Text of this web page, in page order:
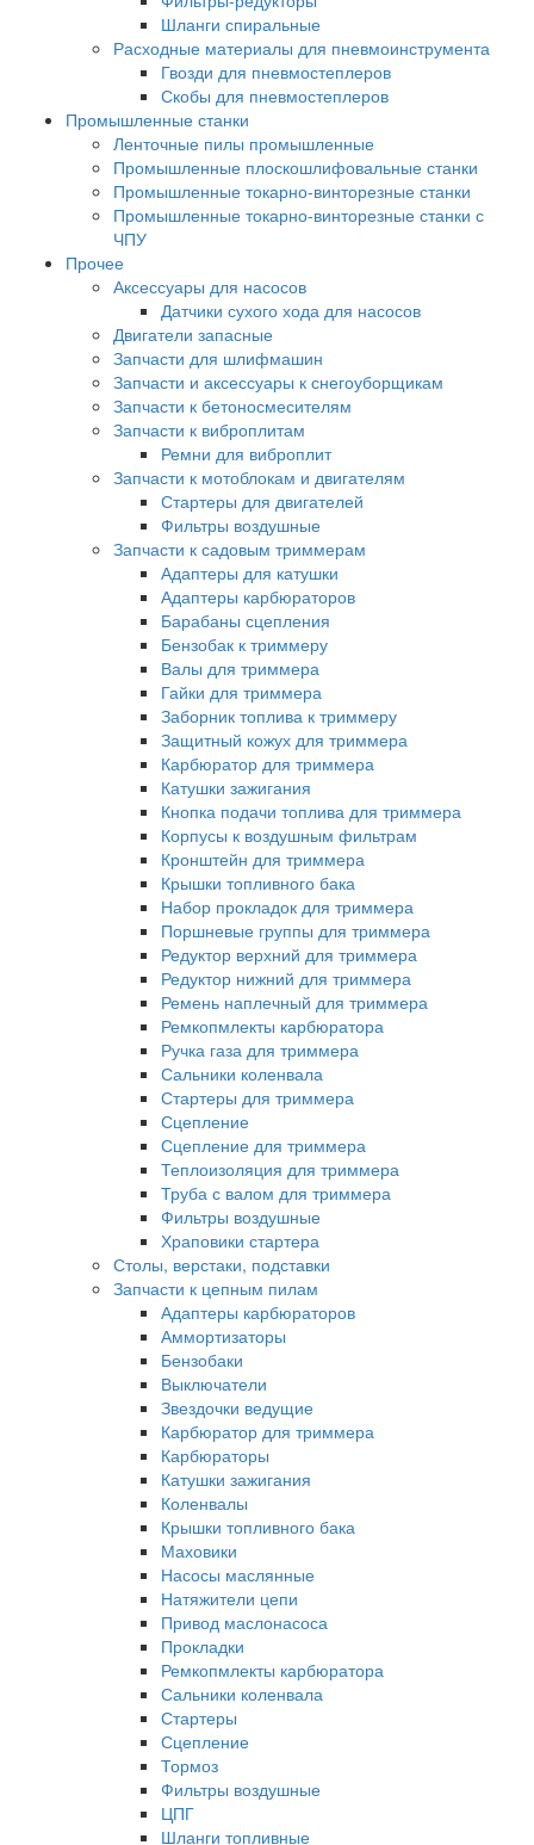
Шланги спиральные
Расходные материалы для пневмоинструмента
Гвозди для пневмостеплеров
Скобы для пневмостеплеров
Промышленные станки
Ленточные пилы промышленные
Промышленные плоскошлифовальные станки
Промышленные токарно-винторезные станки
Промышленные токарно-винторезные станки с
ЧПУ
Прочее
Аксессуары для насосов
Датчики сухого хода для насосов
Двигатели запасные
Запчасти для шлифмашин
Запчасти и аксессуары к снегоуборщикам
Запчасти к бетоносмесителям
Запчасти к виброплитам
Ремни для виброплит
Запчасти к мотоблокам и двигателям
Стартеры для двигателей
Фильтры воздушные
Запчасти к садовым триммерам
Адаптеры для катушки
Адаптеры карбюраторов
Барабаны сцепления
Бензобак к триммеру
Валы для триммера
Гайки для триммера
Заборник топлива к триммеру
Защитный кожух для триммера
Карбюратор для триммера
Катушки зажигания
Кнопка подачи топлива для триммера
Корпусы к воздушным фильтрам
Кронштейн для триммера
Крышки топливного бака
Набор прокладок для триммера
Поршневые группы для триммера
Редуктор верхний для триммера
Редуктор нижний для триммера
Ремень наплечный для триммера
Ремкопмлекты карбюратора
Ручка газа для триммера
Сальники коленвала
Стартеры для триммера
Сцепление
Сцепление для триммера
Теплоизоляция для триммера
Труба с валом для триммера
Фильтры воздушные
Храповики стартера
Столы, верстаки, подставки
Запчасти к цепным пилам
Адаптеры карбюраторов
Аммортизаторы
Бензобаки
Выключатели
Звездочки ведущие
Карбюратор для триммера
Карбюраторы
Катушки зажигания
Коленвалы
Крышки топливного бака
Маховики
Насосы маслянные
Натяжители цепи
Привод маслонасоса
Прокладки
Ремкопмлекты карбюратора
Сальники коленвала
Стартеры
Сцепление
Тормоз
Фильтры воздушные
ЦПГ
Шланги топливные